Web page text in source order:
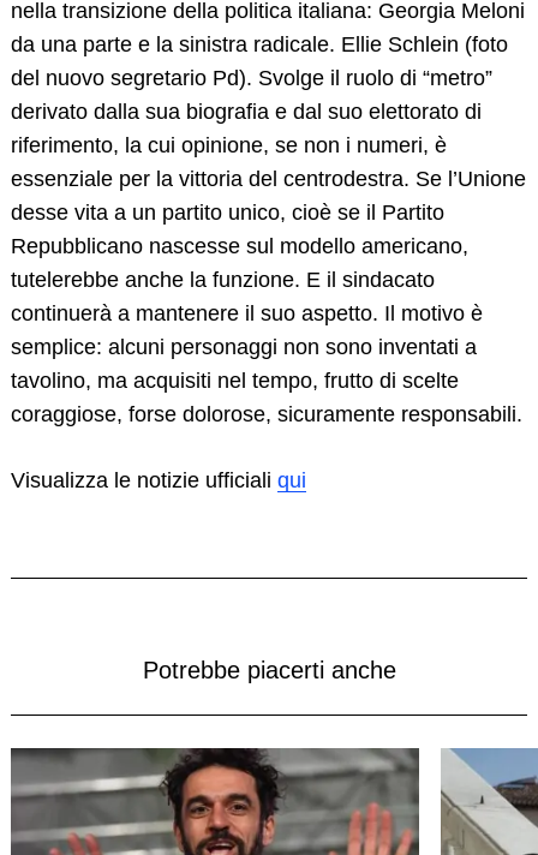
nella transizione della politica italiana: Georgia Meloni
da una parte e la sinistra radicale. Ellie Schlein (foto
del nuovo segretario Pd). Svolge il ruolo di “metro”
derivato dalla sua biografia e dal suo elettorato di
riferimento, la cui opinione, se non i numeri, è
essenziale per la vittoria del centrodestra. Se l’Unione
desse vita a un partito unico, cioè se il Partito
Repubblicano nascesse sul modello americano,
tutelerebbe anche la funzione. E il sindacato
continuerà a mantenere il suo aspetto. Il motivo è
semplice: alcuni personaggi non sono inventati a
tavolino, ma acquisiti nel tempo, frutto di scelte
coraggiose, forse dolorose, sicuramente responsabili.
Visualizza le notizie ufficiali qui
Potrebbe piacerti anche